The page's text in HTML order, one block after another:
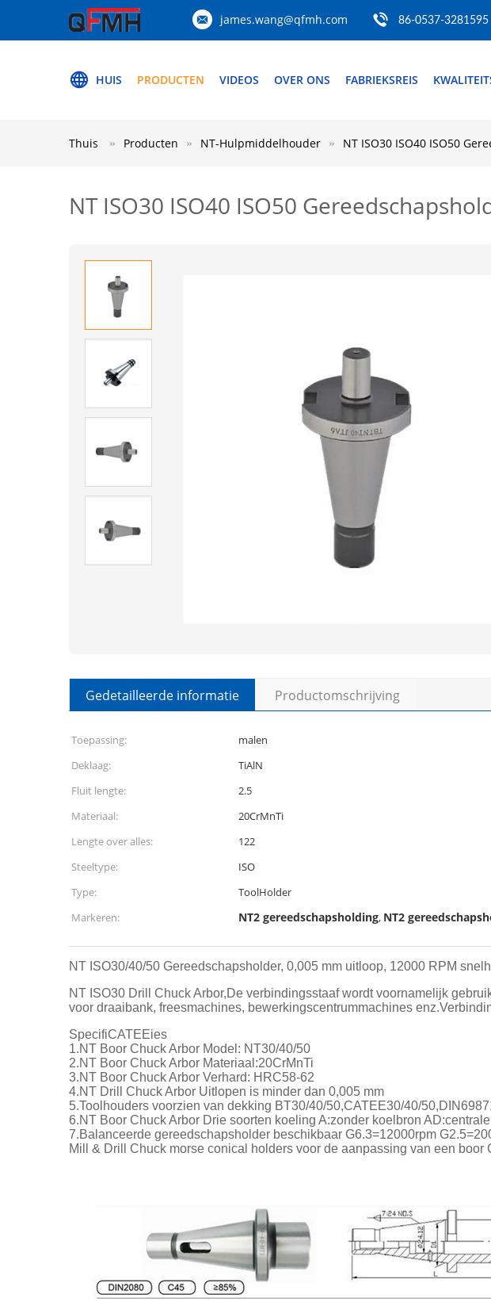
james.wang@qfmh.com 86-0537-3281595
HUIS PRODUCTEN VIDEOS OVER ONS FABRIEKSREIS
Thuis Producten NT-Hulpmiddelhouder NT ISO30 ISO40 ISO50
NT ISO30 ISO40 ISO50
Gedetailleerde informatie Productomschrijving
Toepassing: malen
Deklaag:
TiAlN
Fluit lengte:
2.5
Materiaal:
20CrMnTi
Lengte over alles:
122
Steeltype:
ISO
Type:
ToolHolder
Markeren:
NT2 gereedschapsholding, NT2
NT ISO30/40/50 Gereedschapsholder, 0,005 mm uitloop, 12000 RPM
NT ISO30 Drill Chuck Arbor,De verbindingsstaaf wordt voornamelijk
voor draaibank, freesmachines, bewerkingscentrummachines
SpecifiCATEEies
1.NT Boor Chuck Arbor Model: NT30/40/50
2.NT Boor Chuck Arbor Materiaal:20CrMnTi
3.NT Boor Chuck Arbor Verhard: HRC58-62
4.NT Drill Chuck Arbor Uitlopen is minder dan 0,005 mm
5.Toolhouders voorzien van dekking BT30/40/50,CATEE30/40/
6.NT Boor Chuck Arbor Drie soorten koeling A:zonder koelbron
7.Balanceerde gereedschapsholder beschikbaar G6.3=12000rpm
Mill & Drill Chuck morse conical holders voor de aanpassing van een boor